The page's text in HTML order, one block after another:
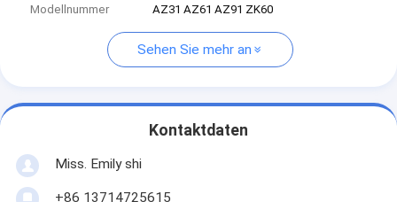
Modellnummer
AZ31 AZ61 AZ91 ZK60
Sehen Sie mehr an
Kontaktdaten
Miss. Emily shi
+86 13714725615